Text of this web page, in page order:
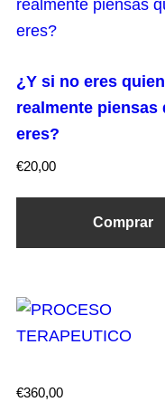
¿Y si no eres quien
realmente piensas
eres?
€20,00
Comprar
€360,00